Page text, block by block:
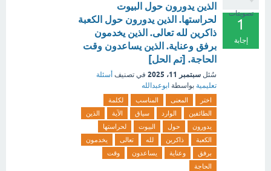
تصويتات
1
إجابة
الذين يدورون حول البيوت
لحراستها. الذين يدورون حول الكعبة
ذاكرين لله تعالى. الذين يخدمون
برفق وعناية. الذين يساعدون وقت
الحاجة. [تم الحل]
سُئل سبتمبر 11، 2025 في تصنيف أسئلة
تعليمية بواسطة ابوعبدالله
اختر المعنى المناسب
لكلمة
الطائفين
الوارد سياق الآية
الذين
يدورون
حول البيوت
لحراستها
الكعبة
ذاكرين لله تعالى
يخدمون
برفق
وعناية يساعدون
وقت
الحاجة